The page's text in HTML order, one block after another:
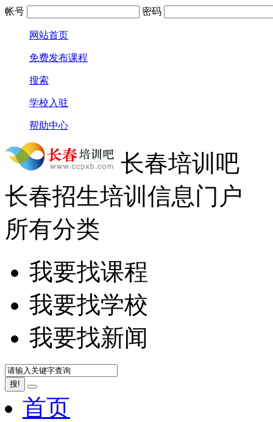
帐号 密码
网站首页
免费发布课程
搜索
学校入驻
帮助中心
长春培训吧
长春招生培训信息门户
所有分类
我要找课程
我要找学校
我要找新闻
搜!
首页